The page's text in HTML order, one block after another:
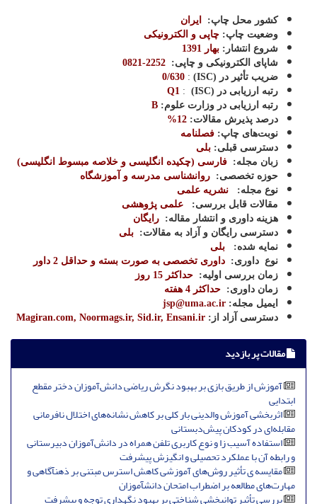
کشور محل چاپ:
ایران
وضعیت چاپ: چاپی و الکترونیکی
شروع انتشار : بهار 1391
شاپای الکترونیکی و چاپی:
2252-0821
ضریب تأثیر در (ISC)
:
0/630
رتبه ارزیابی در (ISC)
:
Q1
رتبه ارزیابی در وزارت علوم:
B
درصد پذیرش مقالات: 12%
نوبت‌های چاپ: فصلنامه
دسترسی قبلی: بلی
زبان مجله: فارسی (چکیده انگلیسی و خلاصه مبسوط انگلیسی)
حوزه تخصصی: روان­شناسی مدرسه و آموزشگاه
نوع مجله:
نشریه علمی
مقالات قابل بررسی:
علمی پژوهشی
هزینه داوری و انتشار مقاله: رایگان
دسترسی رایگان و آزاد به مقالات: بلی
نمایه شده:
بلی
نوع داوری: داوری تخصصی به صورت بسته و حداقل 2 داور
زمان بررسی اولیه: حداکثر 15 روز
زمان داوری: حداکثر 4 هفته
ایمیل مجله: jsp@uma.ac.ir
دسترسی آزاد از: Magiran.com, Noormags.ir, Sid.ir, Ensani.ir
مقالات پر بازدید
آموزش از طریق بازی بر بهبود نگرش ریاضی دانش‌آموزان دختر مقطع
ابتدایی
اثربخشی آموزش والدینی بار کلی بر کاهش نشانه‌های اختلال نافرمانی
مقابله‌ای در کودکان پیش‌دبستانی
استفاده آسیب زا و نوع کاربری تلفن همراه در دانش‌آموزان دبیرستانی
و رابطه آن با عملکرد تحصیلی و انگیزش پیشرفت
مقایسه‏ ی تأثیر روش‌های آموزشی کاهش استرس مبتنی بر ذهن‏آگاهی و
مهارت‌های مطالعه بر اضطراب امتحان دانش‏آموزان
بررسی تأثیر توانبخشی شناختی بر بهبود نگهداری توجه و پیشرفت